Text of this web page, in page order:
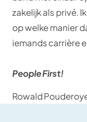
zakelijk als privé.
op welke manier
iemands carrière
People First!
Rowald